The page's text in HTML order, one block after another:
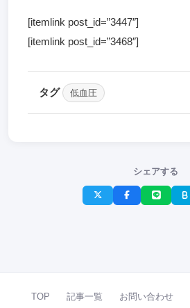
[itemlink post_id=”3447″]
[itemlink post_id=”3468″]
タグ 低血圧
シェアする
TOP 記事一覧 お問い合わせ